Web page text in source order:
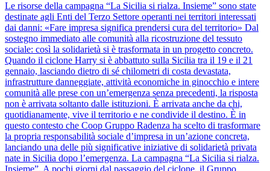
Le risorse della campagna “La Sicilia si rialza. Insieme” sono state
destinate agli Enti del Terzo Settore operanti nei territori interessati
dai danni: «Fare impresa significa prendersi cura del territorio» Dal
sostegno immediato alle comunità alla ricostruzione del tessuto
sociale: così la solidarietà si è trasformata in un progetto concreto.
Quando il ciclone Harry si è abbattuto sulla Sicilia tra il 19 e il 21
gennaio, lasciando dietro di sé chilometri di costa devastata,
infrastrutture danneggiate, attività economiche in ginocchio e intere
comunità alle prese con un’emergenza senza precedenti, la risposta
non è arrivata soltanto dalle istituzioni. È arrivata anche da chi,
quotidianamente, vive il territorio e ne condivide il destino. È in
questo contesto che Coop Gruppo Radenza ha scelto di trasformare
la propria responsabilità sociale d’impresa in un’azione concreta,
lanciando una delle più significative iniziative di solidarietà privata
nate in Sicilia dopo l’emergenza. La campagna “La Sicilia si rialza.